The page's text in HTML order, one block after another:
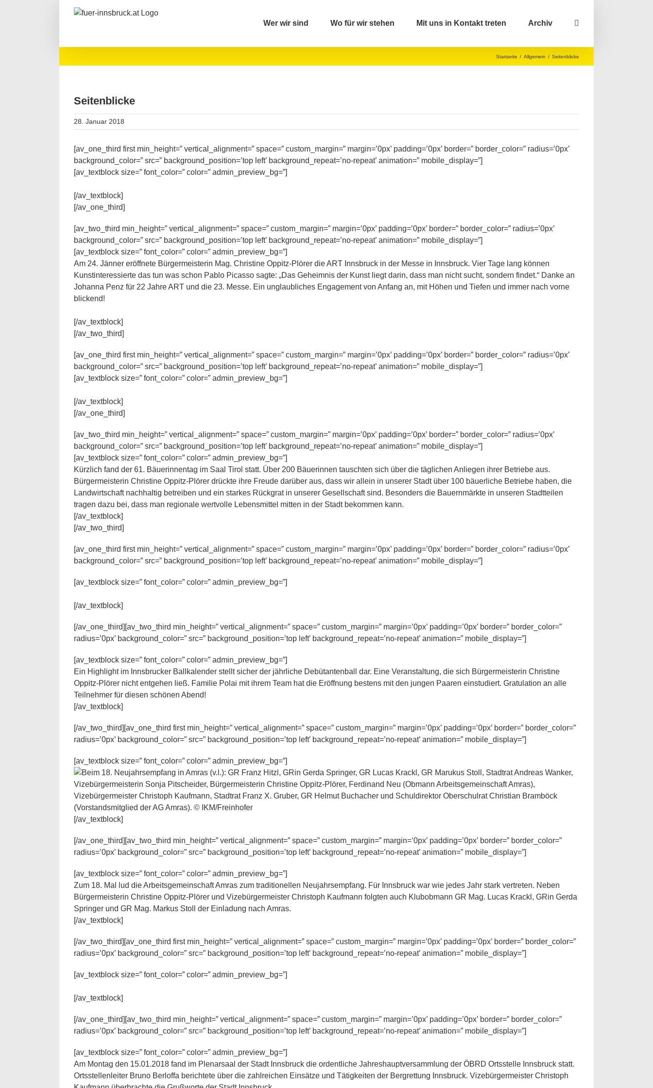
Wer wir sind Wo für wir stehen Mit uns in Kontakt treten Archiv
Startseite / Allgemein / Seitenblicke
Seitenblicke
28. Januar 2018
[av_one_third first min_height=” vertical_alignment=” space=” custom_margin=” margin=’0px’ padding=’0px’ border=” border_color=” radius=’0px’
background_color=” src=” background_position=’top left’ background_repeat=’no-repeat’ animation=” mobile_display=”]
[av_textblock size=” font_color=” color=” admin_preview_bg=”]
[/av_textblock]
[/av_one_third]
[av_two_third min_height=” vertical_alignment=” space=” custom_margin=” margin=’0px’ padding=’0px’ border=” border_color=” radius=’0px’
background_color=” src=” background_position=’top left’ background_repeat=’no-repeat’ animation=” mobile_display=”]
[av_textblock size=” font_color=” color=” admin_preview_bg=”]
Am 24. Jänner eröffnete Bürgermeisterin Mag. Christine Oppitz-Plörer die ART Innsbruck in der Messe in Innsbruck. Vier Tage lang können
Kunstinteressierte das tun was schon Pablo Picasso sagte: „Das Geheimnis der Kunst liegt darin, dass man nicht sucht, sondern findet.“ Danke an
Johanna Penz für 22 Jahre ART und die 23. Messe. Ein unglaubliches Engagement von Anfang an, mit Höhen und Tiefen und immer nach vorne
blickend!
[/av_textblock]
[/av_two_third]
[av_one_third first min_height=” vertical_alignment=” space=” custom_margin=” margin=’0px’ padding=’0px’ border=” border_color=” radius=’0px’
background_color=” src=” background_position=’top left’ background_repeat=’no-repeat’ animation=” mobile_display=”]
[av_textblock size=” font_color=” color=” admin_preview_bg=”]
[/av_textblock]
[/av_one_third]
[av_two_third min_height=” vertical_alignment=” space=” custom_margin=” margin=’0px’ padding=’0px’ border=” border_color=” radius=’0px’
background_color=” src=” background_position=’top left’ background_repeat=’no-repeat’ animation=” mobile_display=”]
[av_textblock size=” font_color=” color=” admin_preview_bg=”]
Kürzlich fand der 61. Bäuerinnentag im Saal Tirol statt. Über 200 Bäuerinnen tauschten sich über die täglichen Anliegen ihrer Betriebe aus.
Bürgermeisterin Christine Oppitz-Plörer drückte ihre Freude darüber aus, dass wir allein in unserer Stadt über 100 bäuerliche Betriebe haben, die
Landwirtschaft nachhaltig betreiben und ein starkes Rückgrat in unserer Gesellschaft sind. Besonders die Bauernmärkte in unseren Stadtteilen
tragen dazu bei, dass man regionale wertvolle Lebensmittel mitten in der Stadt bekommen kann.
[/av_textblock]
[/av_two_third]
[av_one_third first min_height=” vertical_alignment=” space=” custom_margin=” margin=’0px’ padding=’0px’ border=” border_color=” radius=’0px’
background_color=” src=” background_position=’top left’ background_repeat=’no-repeat’ animation=” mobile_display=”]
[av_textblock size=” font_color=” color=” admin_preview_bg=”]
[/av_textblock]
[/av_one_third][av_two_third min_height=” vertical_alignment=” space=” custom_margin=” margin=’0px’ padding=’0px’ border=” border_color=”
radius=’0px’ background_color=” src=” background_position=’top left’ background_repeat=’no-repeat’ animation=” mobile_display=”]
[av_textblock size=” font_color=” color=” admin_preview_bg=”]
Ein Highlight im Innsbrucker Ballkalender stellt sicher der jährliche Debütantenball dar. Eine Veranstaltung, die sich Bürgermeisterin Christine
Oppitz-Plörer nicht entgehen ließ. Familie Polai mit ihrem Team hat die Eröffnung bestens mit den jungen Paaren einstudiert. Gratulation an alle
Teilnehmer für diesen schönen Abend!
[/av_textblock]
[/av_two_third][av_one_third first min_height=” vertical_alignment=” space=” custom_margin=” margin=’0px’ padding=’0px’ border=” border_color=”
radius=’0px’ background_color=” src=” background_position=’top left’ background_repeat=’no-repeat’ animation=” mobile_display=”]
[av_textblock size=” font_color=” color=” admin_preview_bg=”]
[/av_textblock]
[/av_one_third][av_two_third min_height=” vertical_alignment=” space=” custom_margin=” margin=’0px’ padding=’0px’ border=” border_color=”
radius=’0px’ background_color=” src=” background_position=’top left’ background_repeat=’no-repeat’ animation=” mobile_display=”]
[av_textblock size=” font_color=” color=” admin_preview_bg=”]
Zum 18. Mal lud die Arbeitsgemeinschaft Amras zum traditionellen Neujahrsempfang. Für Innsbruck war wie jedes Jahr stark vertreten. Neben
Bürgermeisterin Christine Oppitz-Plörer und Vizebürgermeister Christoph Kaufmann folgten auch Klubobmann GR Mag. Lucas Krackl, GRin Gerda
Springer und GR Mag. Markus Stoll der Einladung nach Amras.
[/av_textblock]
[/av_two_third][av_one_third first min_height=” vertical_alignment=” space=” custom_margin=” margin=’0px’ padding=’0px’ border=” border_color=”
radius=’0px’ background_color=” src=” background_position=’top left’ background_repeat=’no-repeat’ animation=” mobile_display=”]
[av_textblock size=” font_color=” color=” admin_preview_bg=”]
[/av_textblock]
[/av_one_third][av_two_third min_height=” vertical_alignment=” space=” custom_margin=” margin=’0px’ padding=’0px’ border=” border_color=”
radius=’0px’ background_color=” src=” background_position=’top left’ background_repeat=’no-repeat’ animation=” mobile_display=”]
[av_textblock size=” font_color=” color=” admin_preview_bg=”]
Am Montag den 15.01.2018 fand im Plenarsaal der Stadt Innsbruck die ordentliche Jahreshauptversammlung der ÖBRD Ortsstelle Innsbruck statt.
Ortsstellenleiter Bruno Berloffa berichtete über die zahlreichen Einsätze und Tätigkeiten der Bergrettung Innsbruck. Vizebürgermeister Christoph